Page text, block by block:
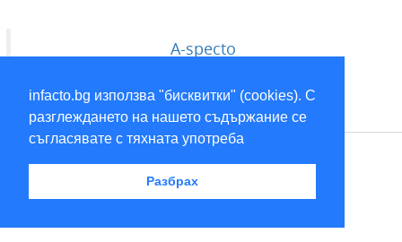
infacto.bg използва "бисквитки" (cookies). С
разглеждането на нашето съдържание се
съгласявате с тяхната употреба
Разбрах
A-specto
2026 © infacto